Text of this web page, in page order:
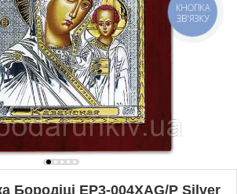
Бородіці EP3-004XAG/P Silver
КНОПКА
ЗВ'ЯЗКУ